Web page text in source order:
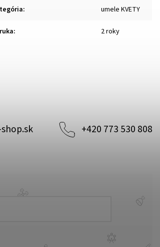
: umele KVETY
: 2 roky
+420 773 530 808